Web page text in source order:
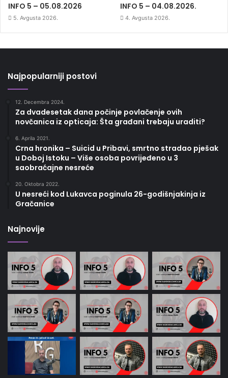
INFO 5 – 05.08.2026
5. Avgusta 2026.
INFO 5 – 04.08.2026.
4. Avgusta 2026.
Najpopularniji postovi
12. Decembra 2024.
Za dvadesetak dana počinje povlačenje ovih
novčanica iz opticaja: Šta građani trebaju uraditi?
6. Aprila 2021.
Crna hronika – Suicid u Pribavi, smrtno stradao pješak
u Doboj Istoku – Više osoba povrijeđeno u 3
saobraćajne nesreće
20. Oktobra 2022.
U nesreći kod Lukavca poginula 26-godišnjakinja iz
Gračanice
Najnovije